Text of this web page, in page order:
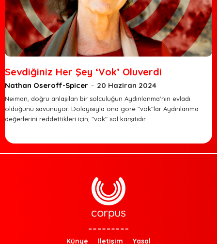
Sevdiğiniz Her Şey ‘Vok’ Oluverdi
Nathan Oseroff-Spicer - 20 Haziran 2024
Neiman, doğru anlaşılan bir solculuğun Aydınlanma’nın evladı
olduğunu savunuyor. Dolayısıyla ona göre "vok"lar Aydınlanma
değerlerini reddettikleri için, "vok" sol karşıtıdır.
Künye İletişim Yasal